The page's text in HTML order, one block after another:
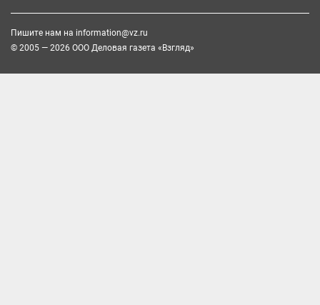
Пишите нам на information@vz.ru
© 2005 — 2026 ООО Деловая газета «Взгляд»